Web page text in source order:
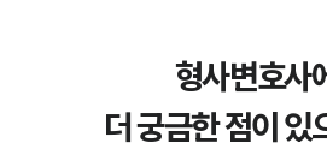
업무분야
형사변호사
더 궁금한 점이 있